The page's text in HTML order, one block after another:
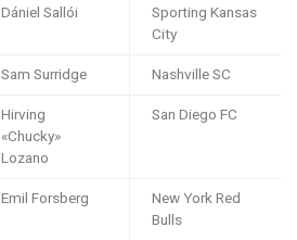
Dániel Sallói
Sporting Kansas
City
Sam Surridge
Nashville SC
Hirving
«Chucky»
Lozano
San Diego FC
Emil Forsberg
New York Red
Bulls